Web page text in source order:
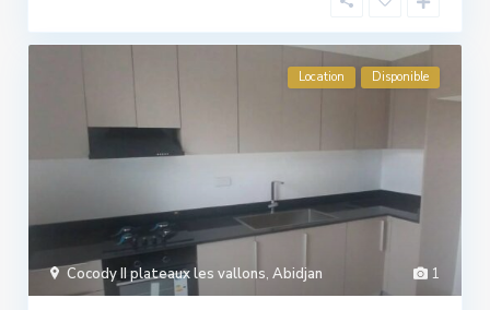
1
Cocody II plateaux les vallons,Abidjan
Location Disponible